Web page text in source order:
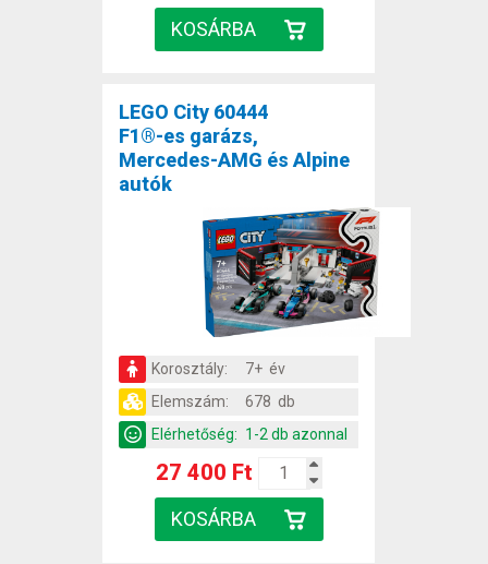
LEGO City 60444
F1®-es garázs,
Mercedes-AMG és Alpine
autók
Korosztály:
7+ év
Elemszám:
678 db
Elérhetőség: 1-2 db azonnal
27 400 Ft